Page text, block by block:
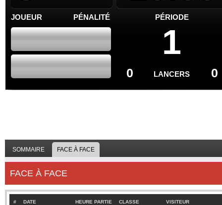
JOUEUR PÉNALITÉ PÉRIODE
1
LANCERS
0 0
SOMMAIRE FACE À FACE
FACE À FACE
# DATE HEURE PARTIE CLASSE VISITEUR